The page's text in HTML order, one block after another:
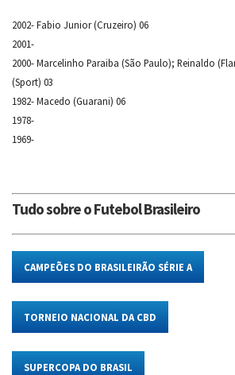
2002- Fabio Junior (Cruzeiro) 06
2001-
2000- Marcelinho Paraiba (São Paulo); Reinaldo
(Sport) 03
1982- Macedo (Guarani) 06
1978-
1969-
Tudo sobre o Futebol Brasileiro
CAMPEÕES DO BRASILEIRÃO SÉRIE A
TORNEIO NACIONAL DA CBD
SUPERCOPA DO BRASIL